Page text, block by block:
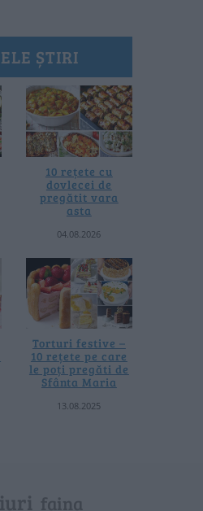
ȘTIRI
10 rețete cu
dovlecei de
pregătit vara
asta
04.08.2026
Torturi festive –
10 rețete pe care
le poți pregăti de
Sfânta Maria
13.08.2025
faina